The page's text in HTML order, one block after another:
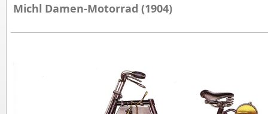
Michl Damen-Motorrad (1904)